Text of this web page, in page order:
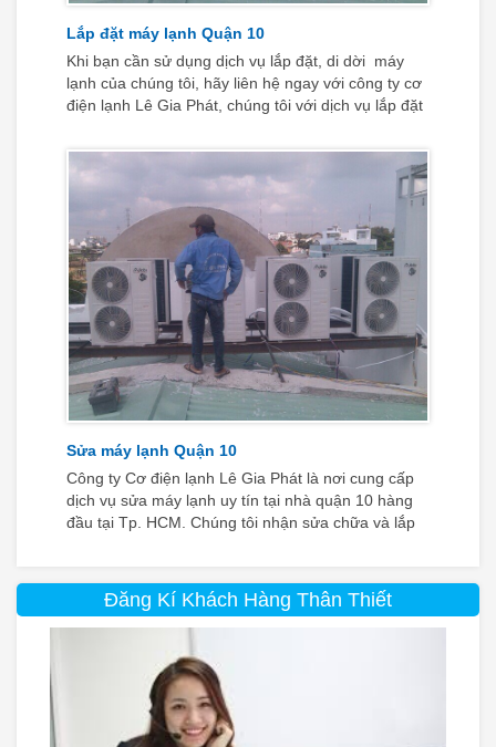
Lắp đặt máy lạnh Quận 10
Khi bạn cần sử dụng dịch vụ lắp đặt, di dời máy
lạnh của chúng tôi, hãy liên hệ ngay với công ty cơ
điện lạnh Lê Gia Phát, chúng tôi với dịch vụ lắp đặt
trên địa bàn Tp Hồ Chí Minh sẽ mang lại cho bạn
một dịch vụ chuyên nghiệp nhất, chất lượng nhất
với giá cả hợp lý nhất.
Sửa máy lạnh Quận 10
Công ty Cơ điện lạnh Lê Gia Phát là nơi cung cấp
dịch vụ sửa máy lạnh uy tín tại nhà quận 10 hàng
đầu tại Tp. HCM. Chúng tôi nhận sửa chữa và lắp
Đăng Kí Khách Hàng Thân Thiết